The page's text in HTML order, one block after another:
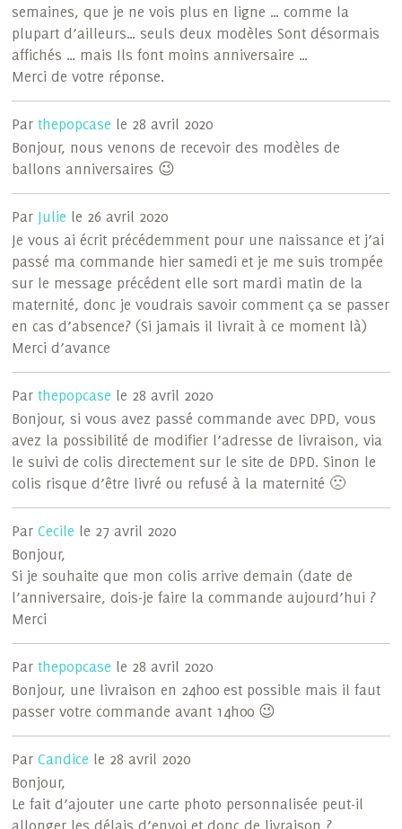
semaines, que je ne vois plus en ligne … comme la
plupart d’ailleurs… seuls deux modèles Sont désormais
affichés … mais Ils font moins anniversaire …
Merci de votre réponse.
Parthepopcase le 28 avril 2020
Bonjour, nous venons de recevoir des modèles de
ballons anniversaires 😉
Par Julie le 26 avril 2020
Je vous ai écrit précédemment pour une naissance et j’ai
passé ma commande hier samedi et je me suis trompée
sur le message précédent elle sort mardi matin de la
maternité, donc je voudrais savoir comment ça se passer
en cas d’absence? (Si jamais il livrait à ce moment là)
Merci d’avance
Parthepopcase le 28 avril 2020
Bonjour, si vous avez passé commande avec DPD, vous
avez la possibilité de modifier l’adresse de livraison, via
le suivi de colis directement sur le site de DPD. Sinon le
colis risque d’être livré ou refusé à la maternité 🙁
ParCecile le 27 avril 2020
Bonjour,
Si je souhaite que mon colis arrive demain (date de
l’anniversaire, dois-je faire la commande aujourd’hui ?
Merci
Parthepopcase le 28 avril 2020
Bonjour, une livraison en 24h00 est possible mais il faut
passer votre commande avant 14h00 😉
ParCandice le 28 avril 2020
Bonjour,
Le fait d’ajouter une carte photo personnalisée peut-il
allonger les délais d’envoi et donc de livraison ?